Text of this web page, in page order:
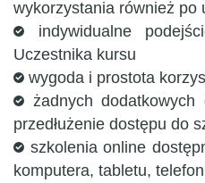
wykorzystania również po
indywidualne
Uczestnika kursu
wygoda i prostota
żadnych
przedłużenie dostępu do
szkolenia online
komputera, tabletu,